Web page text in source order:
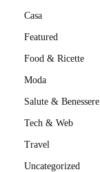
Casa
Featured
Food & Ricette
Moda
Salute & Benessere
Tech & Web
Travel
Uncategorized